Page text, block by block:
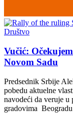
Društvo
Vučić:
Novom Sadu
Predsednik Srbije
pobedu aktuelne
navodeći da veruje u
gradovima